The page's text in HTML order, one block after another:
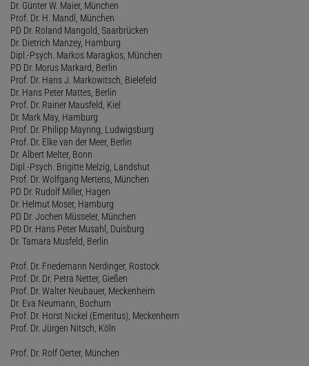
Dr. Günter W. Maier, München
Prof. Dr. H. Mandl, München
PD Dr. Roland Mangold, Saarbrücken
Dr. Dietrich Manzey, Hamburg
Dipl.-Psych. Markos Maragkos, München
PD Dr. Morus Markard, Berlin
Prof. Dr. Hans J. Markowitsch, Bielefeld
Dr. Hans Peter Mattes, Berlin
Prof. Dr. Rainer Mausfeld, Kiel
Dr. Mark May, Hamburg
Prof. Dr. Philipp Mayring, Ludwigsburg
Prof. Dr. Elke van der Meer, Berlin
Dr. Albert Melter, Bonn
Dipl.-Psych. Brigitte Melzig, Landshut
Prof. Dr. Wolfgang Mertens, München
PD Dr. Rudolf Miller, Hagen
Dr. Helmut Moser, Hamburg
PD Dr. Jochen Müsseler, München
PD Dr. Hans Peter Musahl, Duisburg
Dr. Tamara Musfeld, Berlin
Prof. Dr. Friedemann Nerdinger, Rostock
Prof. Dr. Dr. Petra Netter, Gießen
Prof. Dr. Walter Neubauer, Meckenheim
Dr. Eva Neumann, Bochum
Prof. Dr. Horst Nickel (Emeritus), Meckenheim
Prof. Dr. Jürgen Nitsch, Köln
Prof. Dr. Rolf Oerter, München